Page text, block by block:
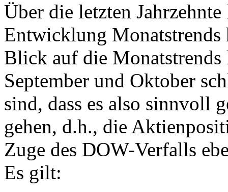
Über die letzten
Entwicklung Monatstrends
Blick auf die Monatstrends
September und Oktober
sind, dass es also sinnvoll
gehen, d.h., die
Zuge des DOW-Verfalls
Es gilt: